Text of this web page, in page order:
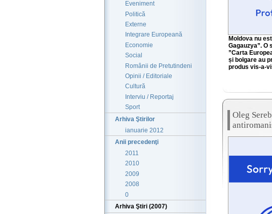
Eveniment
Politică
Externe
Integrare Europeană
Economie
Social
Românii de Pretutindeni
Opinii / Editoriale
Cultură
Interviu / Reportaj
Sport
Arhiva Ştirilor
ianuarie 2012
Anii precedenţi
2011
2010
2009
2008
0
Arhiva Ştiri (2007)
Moldova nu
Gagauzya”. O
”Carta
și bolgare au
produs vis-a-
Oleg